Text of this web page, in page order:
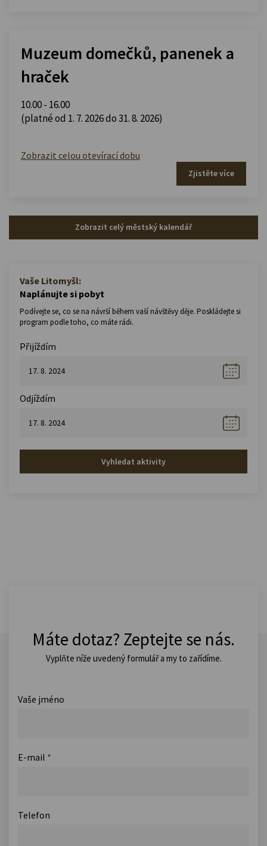
Muzeum domečků, panenek a
hraček
10.00 - 16.00
(platné od 1. 7. 2026 do 31. 8. 2026)
Zobrazit celou otevírací dobu
Zjistěte více
Zobrazit celý městský kalendář
Vaše Litomyšl:
Naplánujte si pobyt
Podívejte se, co se na návrší během vaší návštěvy děje. Poskládejte si
program podle toho, co máte rádi.
Přijíždím
Odjíždím
Vyhledat aktivity
Máte dotaz? Zeptejte se nás.
Vyplňte níže uvedený formulář a my to zařídíme.
Vaše jméno
E-mail *
Telefon